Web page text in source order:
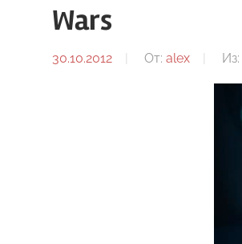
Wars
30.10.2012 От: alex Из: